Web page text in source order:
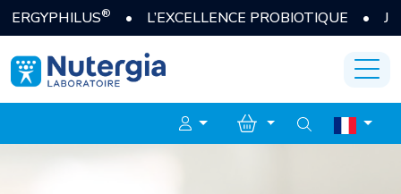
®• L’EXCELLENCE PROBIOTIQUE • JE DÉCOUVRE